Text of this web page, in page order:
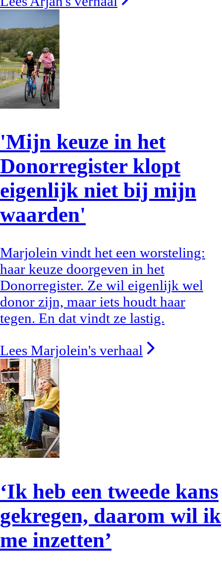
'Mijn keuze in het
Donorregister klopt
eigenlijk niet bij mijn
waarden'
Marjolein vindt het een worsteling:
haar keuze doorgeven in het
Donorregister. Ze wil eigenlijk wel
donor zijn, maar iets houdt haar
tegen. En dat vindt ze lastig.
Lees Marjolein's verhaal
‘Ik heb een tweede kans
gekregen, daarom wil ik
me inzetten’